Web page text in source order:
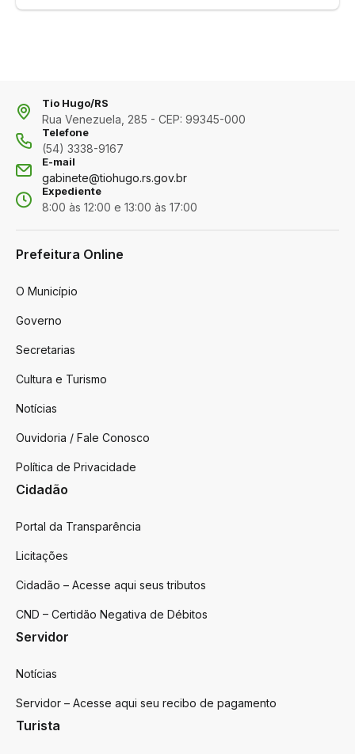
Tio Hugo/RS
Rua Venezuela, 285 - CEP: 99345-000
Telefone
(54) 3338-9167
E-mail
gabinete@tiohugo.rs.gov.br
Expediente
8:00 às 12:00 e 13:00 às 17:00
Prefeitura Online
O Município
Governo
Secretarias
Cultura e Turismo
Notícias
Ouvidoria / Fale Conosco
Política de Privacidade
Cidadão
Portal da Transparência
Licitações
Cidadão – Acesse aqui seus tributos
CND – Certidão Negativa de Débitos
Servidor
Notícias
Servidor – Acesse aqui seu recibo de pagamento
Turista